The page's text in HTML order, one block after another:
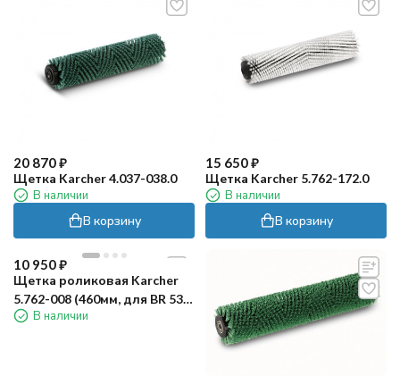
20 870₽
Щетка Karcher 4.037-038.0
В наличии
В корзину
15 650₽
Щетка Karcher 5.762-172.0
В наличии
В корзину
10 950₽
Щетка роликовая Karcher
5.762-008 (460мм, для BR 530,
550)В наличии